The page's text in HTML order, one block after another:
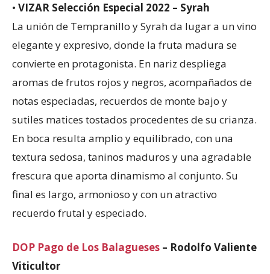
• VIZAR Selección Especial 2022 – Syrah
La unión de Tempranillo y Syrah da lugar a un vino
elegante y expresivo, donde la fruta madura se
convierte en protagonista. En nariz despliega
aromas de frutos rojos y negros, acompañados de
notas especiadas, recuerdos de monte bajo y
sutiles matices tostados procedentes de su crianza.
En boca resulta amplio y equilibrado, con una
textura sedosa, taninos maduros y una agradable
frescura que aporta dinamismo al conjunto. Su
final es largo, armonioso y con un atractivo
recuerdo frutal y especiado.
DOP Pago de Los Balagueses – Rodolfo Valiente
Viticultor